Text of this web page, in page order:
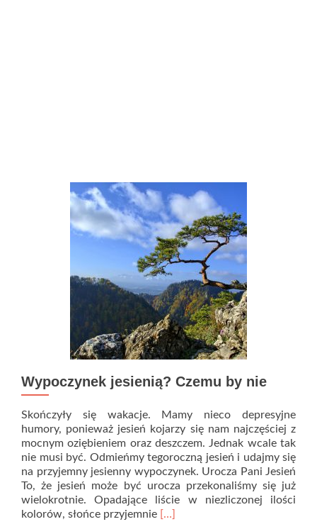
Wypoczynek jesienią? Czemu by nie
Skończyły się wakacje. Mamy nieco depresyjne
humory, ponieważ jesień kojarzy się nam najczęściej z
mocnym oziębieniem oraz deszczem. Jednak wcale tak
nie musi być. Odmieńmy tegoroczną jesień i udajmy się
na przyjemny jesienny wypoczynek. Urocza Pani Jesień
To, że jesień może być urocza przekonaliśmy się już
wielokrotnie. Opadające liście w niezliczonej ilości
kolorów, słońce przyjemnie Read
[…]